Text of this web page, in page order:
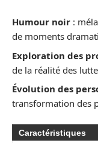
Humour noir :
de moments
Exploration des
de la réalité des
Évolution des
transformation des
Caractéristiques